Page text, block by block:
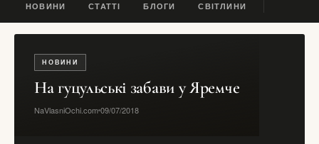
НОВИНИ СТАТТІ БЛОГИ СВІТЛИНИ
НОВИНИ
На гуцульські забави у Яремче
NaVlasniOchi.com09/07/2018